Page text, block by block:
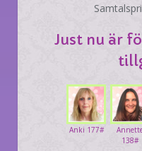
Just nu är
138#
Anki 177#